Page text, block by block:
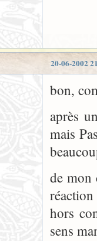
20-06-2002
bon,
après
mais
de mon
hors
sens